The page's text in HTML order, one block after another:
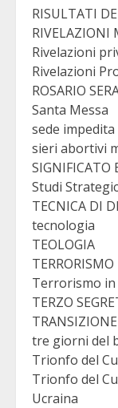
RISULTATI
RIVELAZIONI
Rivelazioni
Rivelazioni
ROSARIO
Santa Messa
sede impedita
sieri abortivi
SIGNIFICATO
Studi
TECNICA DI
tecnologia
TEOLOGIA
TERRORISMO
Terrorismo in
TERZO
tre giorni del
Trionfo del
Trionfo del
Ucraina